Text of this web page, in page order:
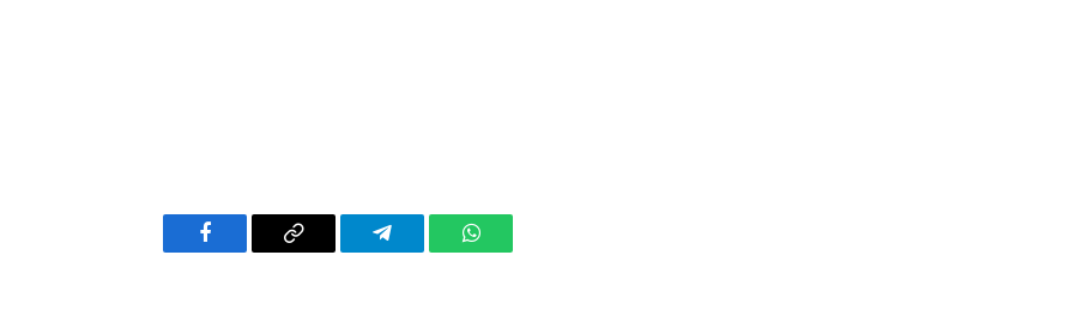
Facebook Copy
Telegram WhatsApp